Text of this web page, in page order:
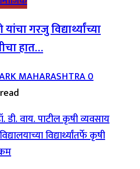
गरजु विद्यार्थ्यांच्या
हात…
MAHARASHTRA0